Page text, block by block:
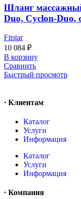
Шланг
Duo, Cyclon-Duo,
Fitstar
10 084 ₽
В корзину
Сравнить
Быстрый просмотр
· Клиентам
Каталог
Услуги
Информация
Каталог
Услуги
Информация
· Компания